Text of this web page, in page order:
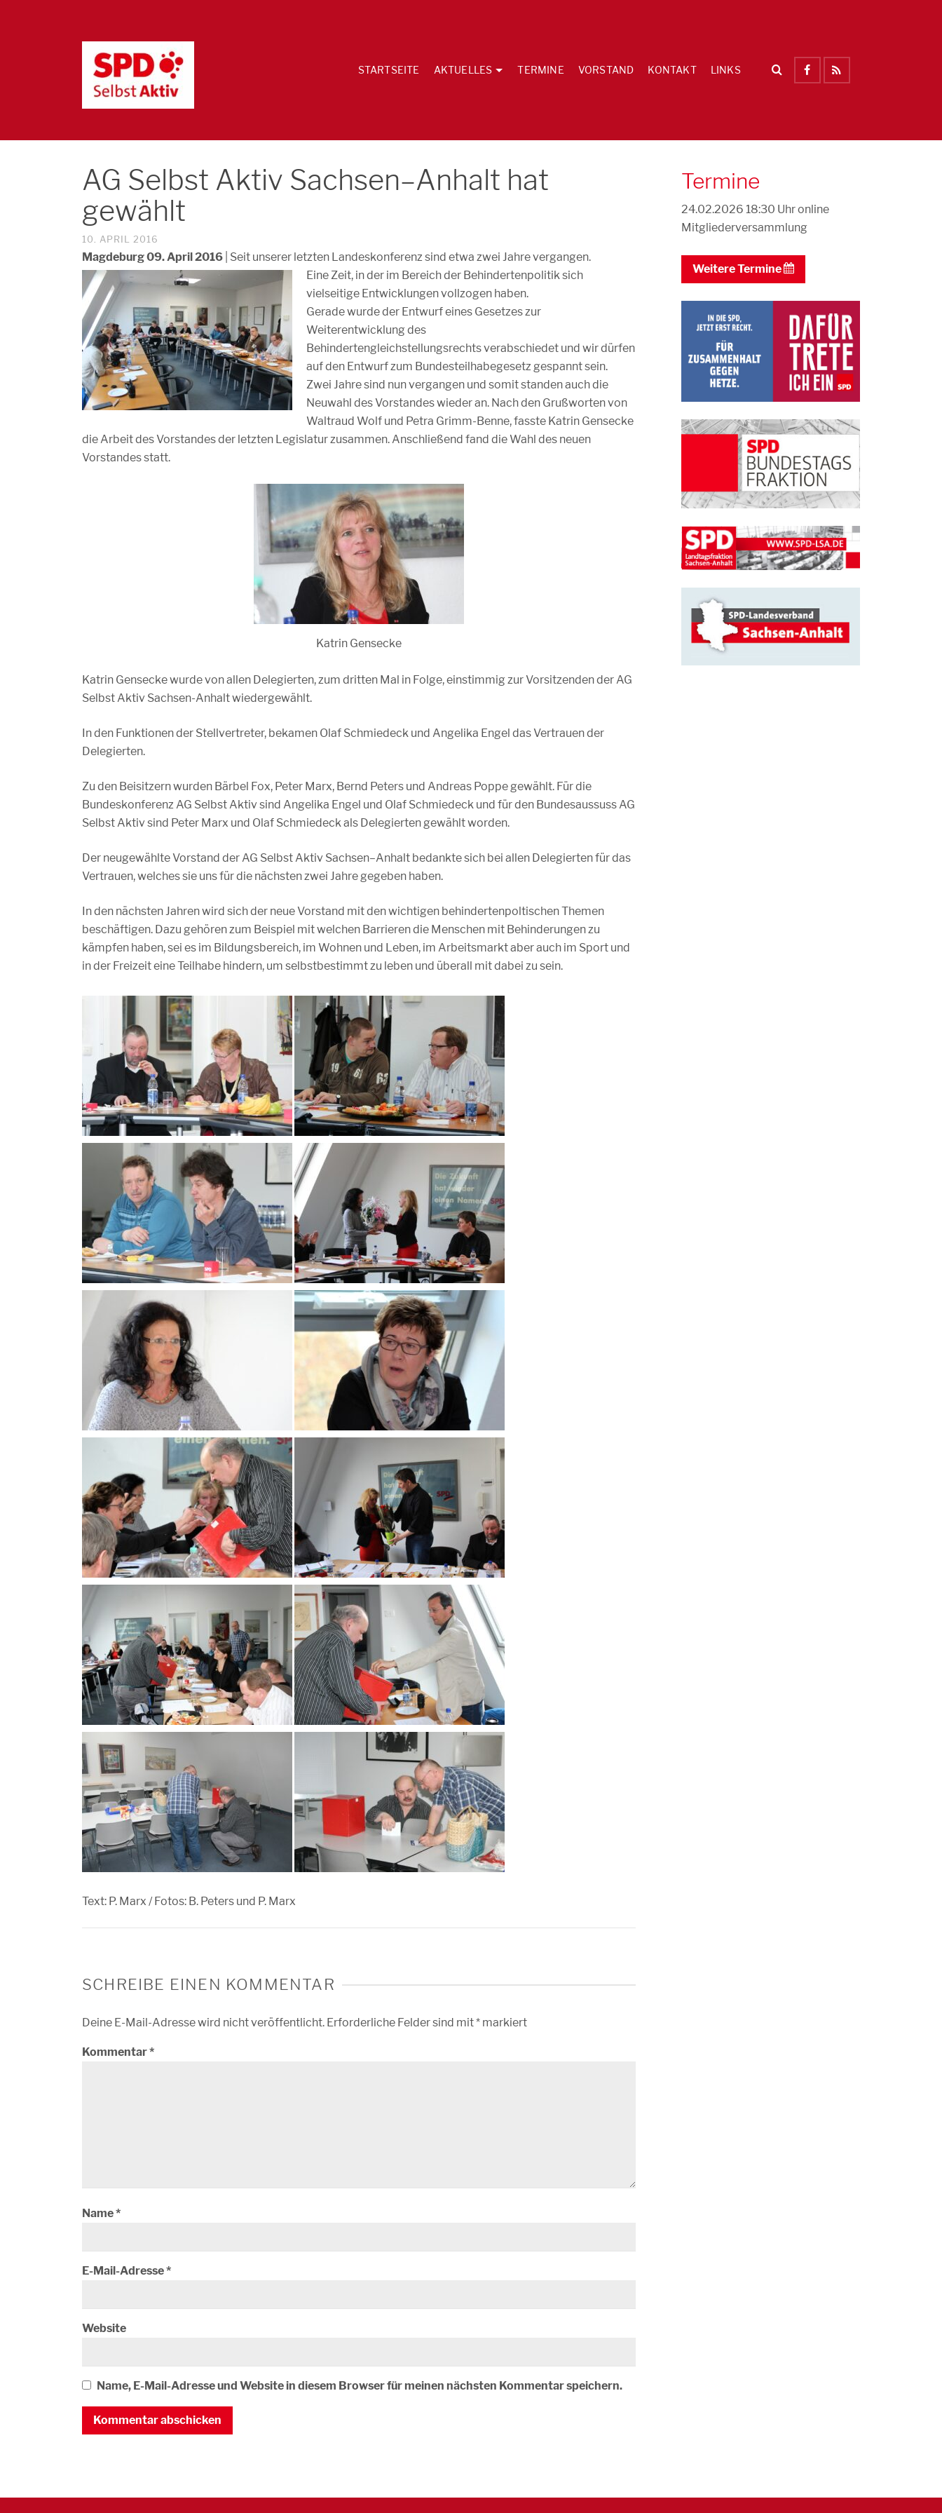
STARTSEITE AKTUELLES TERMINE VORSTAND KONTAKT LINKS
AG Selbst Aktiv Sachsen–Anhalt hat
gewählt
10. APRIL 2016
Magdeburg 09. April 2016 | Seit unserer letzten Landeskonferenz sind etwa zwei Jahre vergangen.
Eine Zeit, in der im Bereich der Behindertenpolitik sich
vielseitige Entwicklungen vollzogen haben.
Gerade wurde der Entwurf eines Gesetzes zur
Weiterentwicklung des
Behindertengleichstellungsrechts verabschiedet und wir dürfen
auf den Entwurf zum Bundesteilhabegesetz gespannt sein.
Zwei Jahre sind nun vergangen und somit standen auch die
Neuwahl des Vorstandes wieder an. Nach den Grußworten von
Waltraud Wolf und Petra Grimm-Benne, fasste Katrin Gensecke
die Arbeit des Vorstandes der letzten Legislatur zusammen. Anschließend fand die Wahl des neuen
Vorstandes statt.
Katrin Gensecke
Katrin Gensecke wurde von allen Delegierten, zum dritten Mal in Folge, einstimmig zur Vorsitzenden der AG
Selbst Aktiv Sachsen-Anhalt wiedergewählt.
In den Funktionen der Stellvertreter, bekamen Olaf Schmiedeck und Angelika Engel das Vertrauen der
Delegierten.
Zu den Beisitzern wurden Bärbel Fox, Peter Marx, Bernd Peters und Andreas Poppe gewählt. Für die
Bundeskonferenz AG Selbst Aktiv sind Angelika Engel und Olaf Schmiedeck und für den Bundesaussuss AG
Selbst Aktiv sind Peter Marx und Olaf Schmiedeck als Delegierten gewählt worden.
Der neugewählte Vorstand der AG Selbst Aktiv Sachsen–Anhalt bedankte sich bei allen Delegierten für das
Vertrauen, welches sie uns für die nächsten zwei Jahre gegeben haben.
In den nächsten Jahren wird sich der neue Vorstand mit den wichtigen behindertenpoltischen Themen
beschäftigen. Dazu gehören zum Beispiel mit welchen Barrieren die Menschen mit Behinderungen zu
kämpfen haben, sei es im Bildungsbereich, im Wohnen und Leben, im Arbeitsmarkt aber auch im Sport und
in der Freizeit eine Teilhabe hindern, um selbstbestimmt zu leben und überall mit dabei zu sein.
Text: P. Marx / Fotos: B. Peters und P. Marx
SCHREIBE EINEN KOMMENTAR
Deine E-Mail-Adresse wird nicht veröffentlicht. Erforderliche Felder sind mit* markiert
Kommentar*
Name*
E-Mail-Adresse*
Website
Name, E-Mail-Adresse und Website in diesem Browser für meinen nächsten Kommentar speichern.
Termine
24.02.2026 18:30 Uhronline
Mitgliederversammlung
Weitere Termine